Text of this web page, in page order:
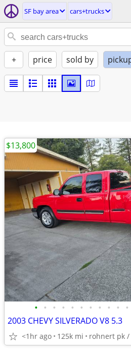
SF bay area cars+trucks
+ price sold by
• • • • • • • • • • •
2003 CHEVY SILVERADO V8 5.3
<1hr ago 125k mi rohnert pk /
$13,800